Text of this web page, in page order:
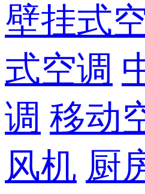
壁挂式
式空调
调 移动
风机 厨